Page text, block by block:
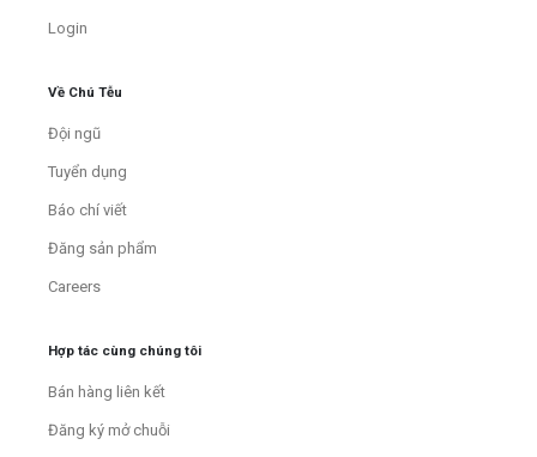
Login
Về Chú Tễu
Đội ngũ
Tuyển dụng
Báo chí viết
Đăng sản phẩm
Careers
Hợp tác cùng chúng tôi
Bán hàng liên kết
Đăng ký mở chuỗi